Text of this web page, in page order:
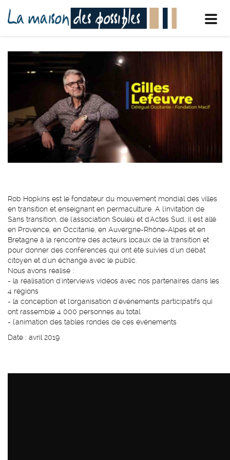
Rob Hopkins est le fondateur du mouvement mondial des villes
en transition et enseignant en permaculture. A l'invitation de
Sans transition, de l'association Souleù et d'Actes Sud, il est allé
en Provence, en Occitanie, en Auvergne-Rhône-Alpes et en
Bretagne à la rencontre des acteurs locaux de la transition et
pour donner des conférences qui ont été suivies d'un débat
citoyen et d'un échange avec le public.
Nous avons réalisé :
- la réalisation d'interviews vidéos avec nos partenaires dans les
4 régions
- la conception et l'organisation d'événements participatifs qui
ont rassemblé 4 000 personnes au total
- l'animation des tables rondes de ces événements
Date : avril 2019